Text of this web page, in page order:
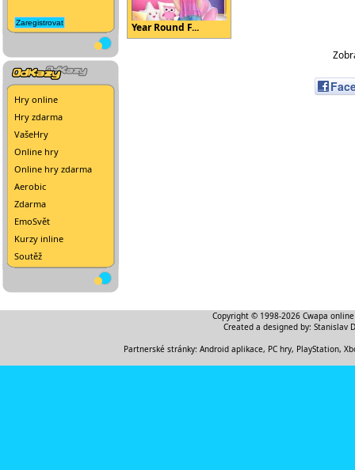
Hry online
Hry zdarma
VašeHry
Online hry
Online hry zdarma
Aerobic
Zdarma
EmoSvět
Kurzy inline
Soutěž
Year Round F...
Copyright © 1998-2026 Cwapa
Created a designed by: Stanislav
Partnerské stránky: Android aplikace, PC hry, PlayStation,